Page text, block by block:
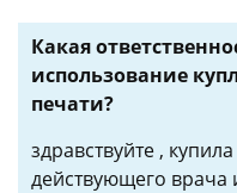
Какая
использование
печати?
здравствуйте ,
действующего врача